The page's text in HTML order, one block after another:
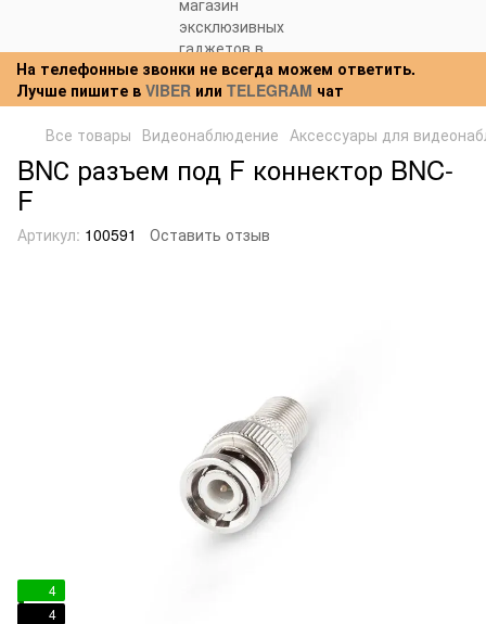
На телефонные звонки не всегда можем ответить.
Лучше пишите в VIBER или TELEGRAM чат
Все товары Видеонаблюдение Аксессуары для
BNС разъем под F коннектор BNC-
F
Артикул: 100591 Оставить отзыв
4
4